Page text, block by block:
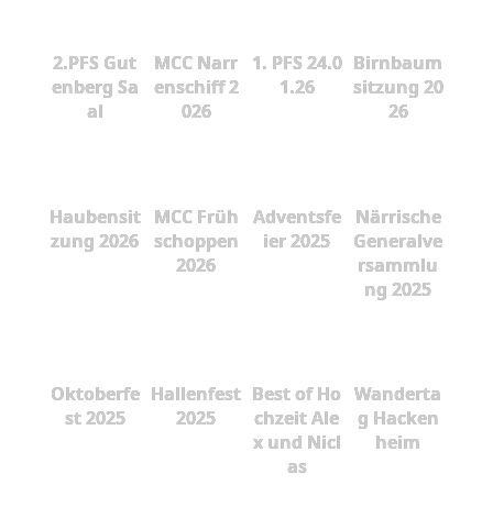
2.PFS Gut
enberg Sa
al
MCC Narr
enschiff 2
026
1. PFS 24.0
1.26
Birnbaum
sitzung 20
26
Haubensit
zung 2026
MCC Früh
schoppen
2026
Adventsfe
ier 2025
Närrische
Generalve
rsammlu
ng 2025
Oktoberfe
st 2025
Hallenfest
2025
Best of Ho
chzeit Ale
x und Nicl
as
Wanderta
g Hacken
heim